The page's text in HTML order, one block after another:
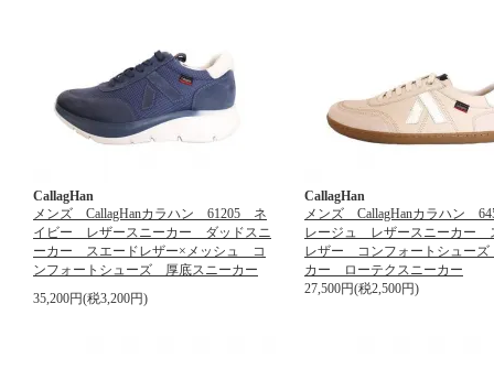
CallagHan
メンズ CallagHanカラハン 61205 ネ
イビー レザースニーカー ダッドスニ
ーカー スエードレザー×メッシュ コ
ンフォートシューズ 厚底スニーカー
35,200円(税3,200円)
CallagHan
メンズ CallagHanカラハン
レージュ レザースニーカー
レザー コンフォートシュー
カー ローテクスニーカー
27,500円(税2,500円)